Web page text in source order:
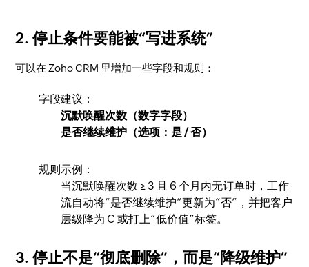
2. 停止条件要能被“写进系统”
可以在 Zoho CRM 里增加一些字段和规则：
字段建议：
沉默唤醒次数（数字字段）
是否继续维护（选项：是 / 否）
规则示例：
当沉默唤醒次数 ≥ 3 且 6 个月内无订单时，工作
流自动将“是否继续维护”更新为“否”，并把客户
层级降为 C 或打上“低价值”标签。
3. 停止不是“彻底删除”，而是“降级维护”